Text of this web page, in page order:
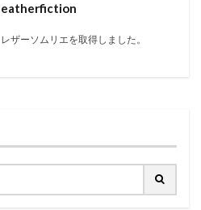
ザーソムリエを取得しました。